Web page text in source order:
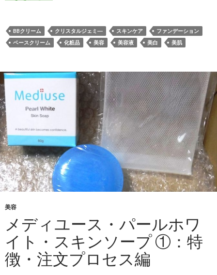
BBクリーム クリスタルジェミ― スキンケア
ファンデーション
ベースクリーム
化粧品 美容 美容液 美白 美肌
美容
メディユース・パールホワ
イト・スキンソープ ①：特
徴・注文プロセス編